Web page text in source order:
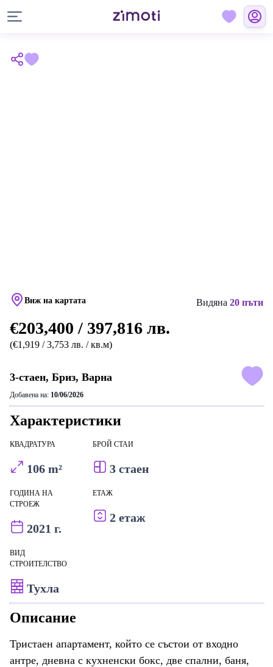
Виж на картата Видяна 20 пъти
€203,400 / 397,816 лв.
(€1,919 / 3,753 лв. / кв.м)
3-стаен, Бриз, Варна
Добавена на: 10/06/2026
Характеристики
КВАДРАТУРА
106 m²
БРОЙ СТАИ
3 стаен
ГОДИНА НА
СТРОЕЖ
2021 г.
ЕТАЖ
2 етаж
ВИД
СТРОИТЕЛСТВО
Тухла
Описание
Тристаен апартамент, който се състои от входно
антре, дневна с кухненски бокс, две спални, баня,